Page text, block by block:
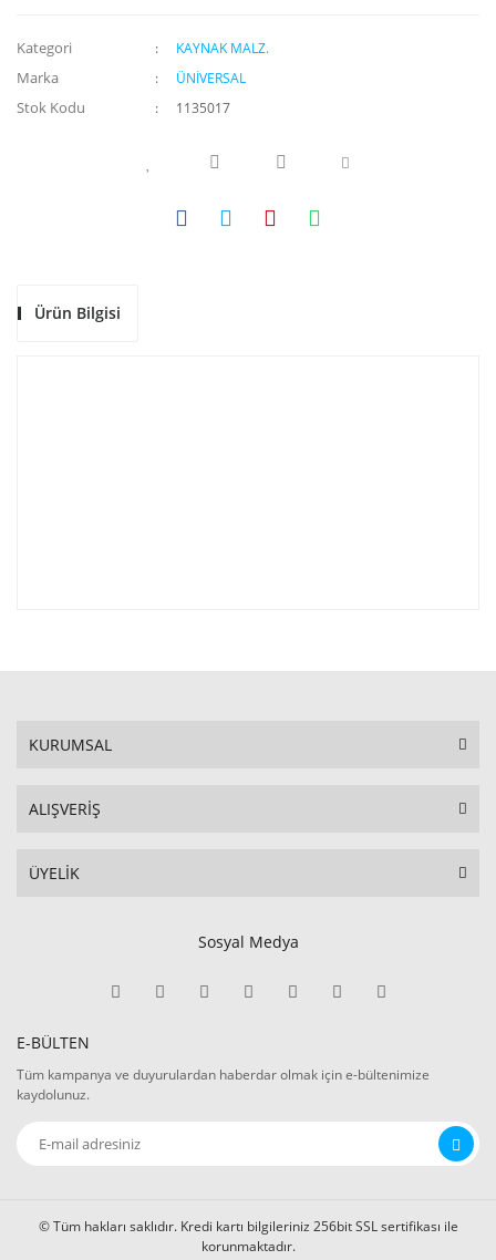
Kategori KAYNAK MALZ.
Marka ÜNİVERSAL
Stok Kodu 1135017
Ürün Bilgisi
KURUMSAL
ALIŞVERİŞ
ÜYELİK
Sosyal Medya
E-BÜLTEN
Tüm kampanya ve duyurulardan haberdar olmak için e-bültenimize
kaydolunuz.
© Tüm hakları saklıdır. Kredi kartı bilgileriniz 256bit SSL sertifikası ile
korunmaktadır.